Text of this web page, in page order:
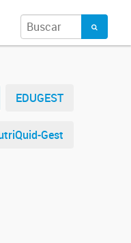
EDUGEST
Gest